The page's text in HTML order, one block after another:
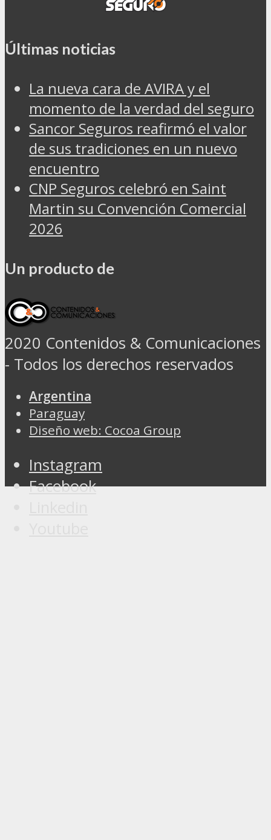
Últimas noticias
La nueva cara de AVIRA y el
momento de la verdad del seguro
Sancor Seguros reafirmó el valor
de sus tradiciones en un nuevo
encuentro
CNP Seguros celebró en Saint
Martin su Convención Comercial
2026
Un producto de
2020 Contenidos & Comunicaciones
- Todos los derechos reservados
Argentina
Paraguay
Diseño web: Cocoa Group
Instagram
Facebook